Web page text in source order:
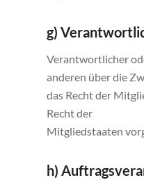
g)
Verantwortlicher
anderen über die
das Recht der
Recht der
Mitgliedstaaten
h)